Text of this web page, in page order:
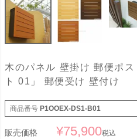
木のパネル 壁掛け 郵便ポ
ト 01」 郵便受け 壁付け
商品番号 P1OOEX-DS1-B01
販売価格 ¥75,900税込